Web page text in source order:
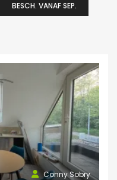
BESCH. VANAF SEP.
Conny Sobry